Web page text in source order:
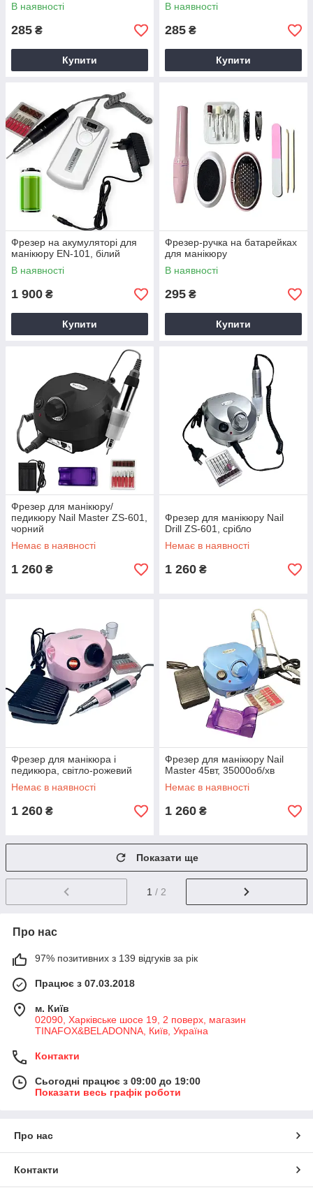
В наявності
285 ₴
Купити
В наявності
285 ₴
Купити
Фрезер на акумуляторі для
манікюру EN-101, білий
В наявності
1 900 ₴
Купити
Фрезер-ручка на батарейках
для манікюру
В наявності
295 ₴
Купити
Фрезер для манікюру/
педикюру Nail Master ZS-601,
чорний
Немає в наявності
1 260 ₴
Фрезер для манікюру Nail
Drill ZS-601, срібло
Немає в наявності
1 260 ₴
Фрезер для манікюра і
педикюра, світло-рожевий
Немає в наявності
1 260 ₴
Фрезер для манікюру Nail
Master 45вт, 35000об/хв
Немає в наявності
1 260 ₴
Показати ще
1 / 2
Про нас
97% позитивних з 139 відгуків за рік
Працює з 07.03.2018
м. Київ
02090, Харківське шосе 19, 2 поверх, магазин
TINAFOX&BELADONNA, Київ, Україна
Контакти
Сьогодні працює з 09:00 до 19:00
Показати весь графік роботи
Про нас
Контакти